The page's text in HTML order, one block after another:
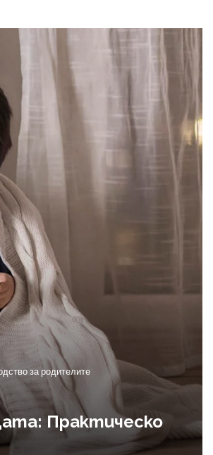
за родителите
Практическо